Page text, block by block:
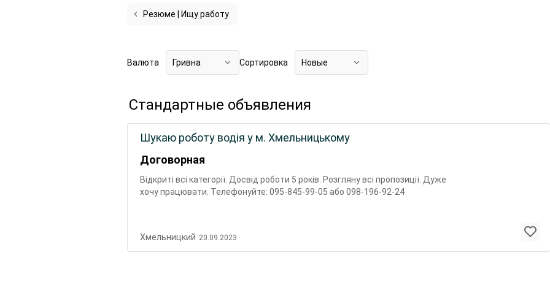
Резюме | Ищу работу
Валюта Гривна Сортировка Новые
Стандартные объявления
Договорная
Шукаю роботу водія у м. Хмельницькому
Відкриті всі категорії. Досвід роботи 5 років. Розгляну всі пропозиції. Дуже
хочу працювати. Телефонуйте: 095-845-99-05 або 098-196-92-24
Хмельницкий 20.09.2023